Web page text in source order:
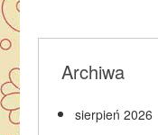
Archiwa
sierpień 2026